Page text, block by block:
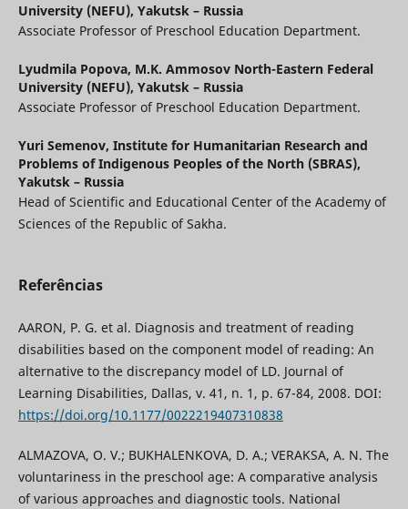
University (NEFU), Yakutsk – Russia
Associate Professor of Preschool Education Department.
Lyudmila Popova, M.K. Ammosov North-Eastern Federal
University (NEFU), Yakutsk – Russia
Associate Professor of Preschool Education Department.
Yuri Semenov, Institute for Humanitarian Research and
Problems of Indigenous Peoples of the North (SBRAS),
Yakutsk – Russia
Head of Scientific and Educational Center of the Academy of
Sciences of the Republic of Sakha.
Referências
AARON, P. G. et al. Diagnosis and treatment of reading
disabilities based on the component model of reading: An
alternative to the discrepancy model of LD. Journal of
Learning Disabilities, Dallas, v. 41, n. 1, p. 67-84, 2008. DOI:
https://doi.org/10.1177/0022219407310838
ALMAZOVA, O. V.; BUKHALENKOVA, D. A.; VERAKSA, A. N. The
voluntariness in the preschool age: A comparative analysis
of various approaches and diagnostic tools. National